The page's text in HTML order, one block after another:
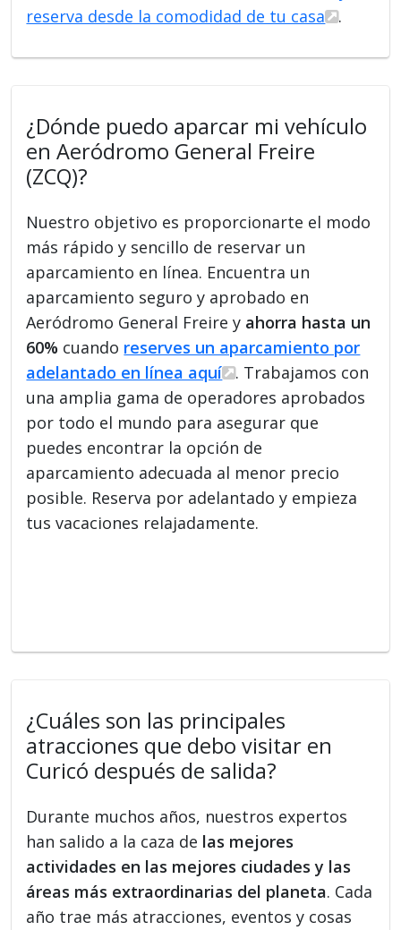
reserva desde la comodidad de tu casa
.
¿Dónde puedo aparcar mi vehículo
en Aeródromo General Freire
(ZCQ)?
Nuestro objetivo es proporcionarte el modo
más rápido y sencillo de reservar un
aparcamiento en línea. Encuentra un
aparcamiento seguro y aprobado en
Aeródromo General Freire y ahorra hasta un
60% cuando reserves un aparcamiento por
adelantado en línea aquí
. Trabajamos con
una amplia gama de operadores aprobados
por todo el mundo para asegurar que
puedes encontrar la opción de
aparcamiento adecuada al menor precio
posible. Reserva por adelantado y empieza
tus vacaciones relajadamente.
¿Cuáles son las principales
atracciones que debo visitar en
Curicó después de salida?
Durante muchos años, nuestros expertos
han salido a la caza de las mejores
actividades en las mejores ciudades y las
áreas más extraordinarias del planeta. Cada
año trae más atracciones, eventos y cosas